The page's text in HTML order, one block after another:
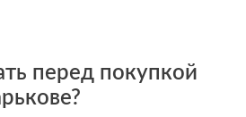
перед покупкой